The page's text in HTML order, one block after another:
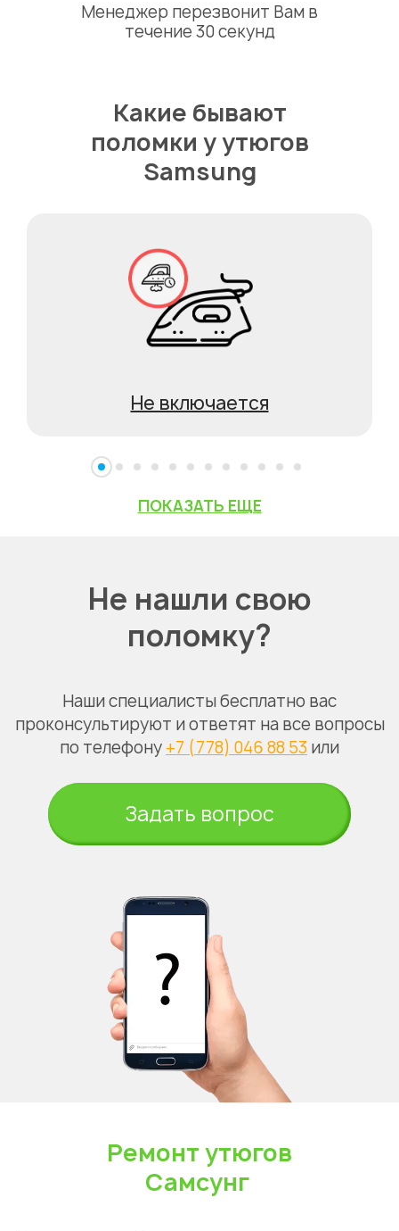
Менеджер перезвонит Вам в
течение 30 секунд
Какие бывают
поломки у утюгов
Samsung
Не включается
ПОКАЗАТЬ ЕЩЕ
Не нашли свою
поломку?
Наши специалисты бесплатно вас
проконсультируют и ответят на все вопросы
по телефону +7 (778) 046 88 53 или
Задать вопрос
Ремонт утюгов
Самсунг